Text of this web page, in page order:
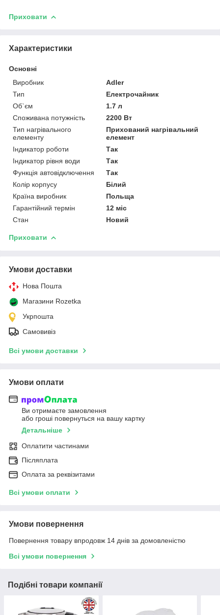
Приховати
Характеристики
Основні
Виробник
Adler
Тип
Електрочайник
Об`єм
1.7 л
Споживана потужність
2200 Вт
Тип нагрівального
елементу
Прихований нагрівальний
елемент
Індикатор роботи
Так
Індикатор рівня води
Так
Функція автовідключення
Так
Колір корпусу
Білий
Країна виробник
Польща
Гарантійний термін
12 міс
Стан
Новий
Приховати
Умови доставки
Нова Пошта
Магазини Rozetka
Укрпошта
Самовивіз
Всі умови доставки
Умови оплати
Ви отримаєте замовлення
або гроші повернуться на вашу картку
Детальніше
Оплатити частинами
Післяплата
Оплата за реквізитами
Всі умови оплати
Умови повернення
Повернення товару впродовж 14 днів за домовленістю
Всі умови повернення
Подібні товари компанії